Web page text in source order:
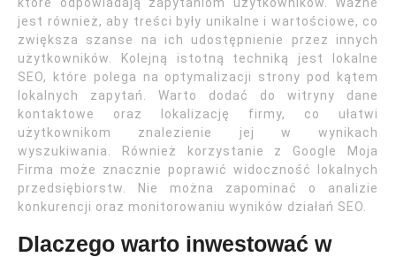
jest również, aby treści były unikalne i wartościowe, co
zwiększa szanse na ich udostępnienie przez innych
użytkowników. Kolejną istotną techniką jest lokalne
SEO, które polega na optymalizacji strony pod kątem
lokalnych zapytań. Warto dodać do witryny dane
kontaktowe oraz lokalizację firmy, co ułatwi
użytkownikom znalezienie jej w wynikach
wyszukiwania. Również korzystanie z Google Moja
Firma może znacznie poprawić widoczność lokalnych
przedsiębiorstw. Nie można zapominać o analizie
konkurencji oraz monitorowaniu wyników działań SEO.
Dlaczego warto inwestować w